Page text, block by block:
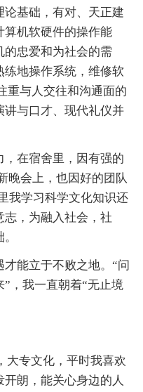
基础，有对、天正建
算机软硬件的操作能
的忠爱和为社会的需
地操作系统，维修软
重与人交往和沟通面的
讲与口才、现代礼仪并
在宿舍里，因有强的
晚会上，也因好的团队
我学习科学文化知识还
，为融入社会，社
能立于不败之地。“问
，我一直朝着“无止境
大专文化，平时我喜欢
朗，能关心身边的人